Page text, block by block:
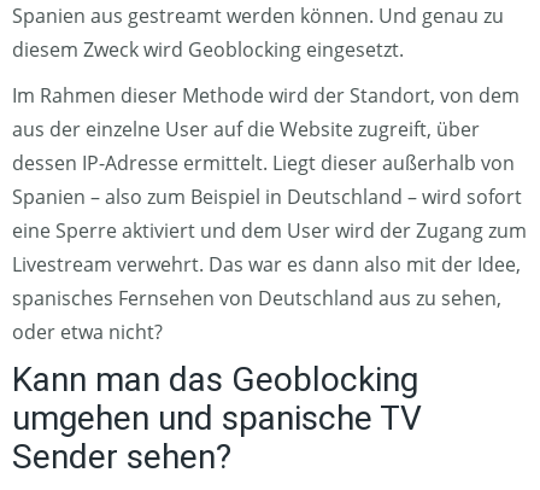
Spanien aus gestreamt werden können. Und genau zu
diesem Zweck wird Geoblocking eingesetzt.
Im Rahmen dieser Methode wird der Standort, von dem
aus der einzelne User auf die Website zugreift, über
dessen IP-Adresse ermittelt. Liegt dieser außerhalb von
Spanien – also zum Beispiel in Deutschland – wird sofort
eine Sperre aktiviert und dem User wird der Zugang zum
Livestream verwehrt. Das war es dann also mit der Idee,
spanisches Fernsehen von Deutschland aus zu sehen,
oder etwa nicht?
Kann man das Geoblocking
umgehen und spanische TV
Sender sehen?